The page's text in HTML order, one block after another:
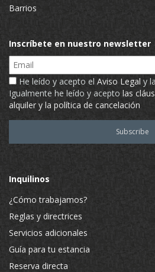
Barrios
Inscríbete en nuestro newsletter
Email
He leído y acepto el Aviso Legal y la
Igualmente he leído y acepto las
alquiler y la política de cancelación
Inquilinos
¿Cómo trabajamos?
Reglas y directrices
Servicios adicionales
Guía para tu estancia
Reserva directa